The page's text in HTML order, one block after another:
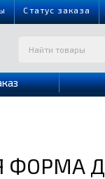
Cтатус заказа
ФОРМА